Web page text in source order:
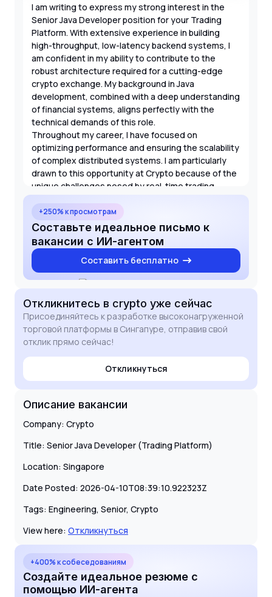
I am writing to express my strong interest in the
Senior Java Developer position for your Trading
Platform. With extensive experience in building
high-throughput, low-latency backend systems, I
am confident in my ability to contribute to the
robust architecture required for a cutting-edge
crypto exchange. My background in Java
development, combined with a deep understanding
of financial systems, aligns perfectly with the
technical demands of this role.
Throughout my career, I have focused on
optimizing performance and ensuring the scalability
of complex distributed systems. I am particularly
drawn to this opportunity at Crypto because of the
unique challenges posed by real-time trading
environments and the innovative nature of the
blockchain industry. I am eager to bring my
expertise in concurrency, JVM tuning, and
microservices to your engineering team in
Singapore.
+250% к просмотрам
Составьте идеальное письмо к
вакансии с ИИ-агентом
Составить бесплатно
Откликнитесь в crypto уже сейчас
Присоединяйтесь к разработке высоконагруженной
торговой платформы в Сингапуре, отправив свой
отклик прямо сейчас!
Откликнуться
Описание вакансии
Company: Crypto
Title: Senior Java Developer (Trading Platform)
Location: Singapore
Date Posted: 2026-04-10T08:39:10.922323Z
Tags: Engineering, Senior, Crypto
View here: Откликнуться
+400% к собеседованиям
Создайте идеальное резюме с
помощью ИИ-агента